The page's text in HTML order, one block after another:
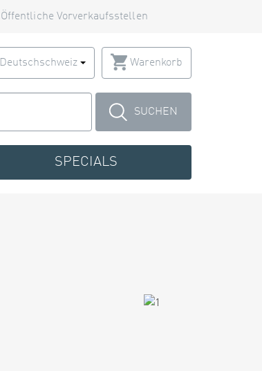
Öffentliche Vorverkaufsstellen
Deutschschweiz Warenkorb
SUCHEN
SPECIALS